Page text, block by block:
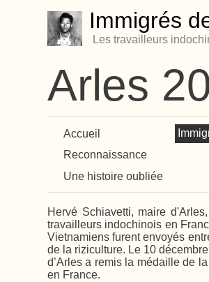
Immigrés
Les travailleurs
Arles
Accueil
Reconnaissance
Une histoire oubliée
Hervé Schiavetti, maire
travailleurs indochinois en
Vietnamiens furent envoyés
de la riziculture. Le 10
d’Arles a remis la médaille de
en France.